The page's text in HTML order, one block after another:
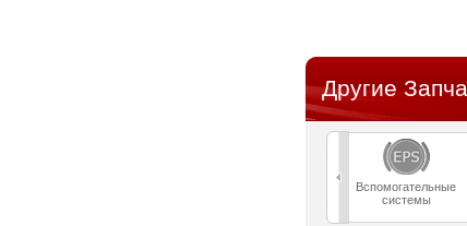
Другие
Вспомогательные
системы